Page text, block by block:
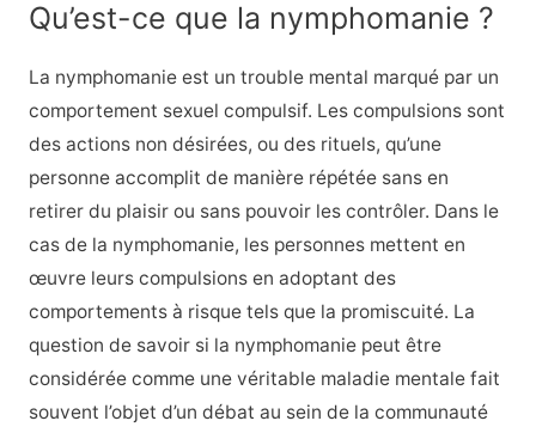
Qu’est-ce que la nymphomanie ?
La nymphomanie est un trouble mental marqué par un
comportement sexuel compulsif. Les compulsions sont
des actions non désirées, ou des rituels, qu’une
personne accomplit de manière répétée sans en
retirer du plaisir ou sans pouvoir les contrôler. Dans le
cas de la nymphomanie, les personnes mettent en
œuvre leurs compulsions en adoptant des
comportements à risque tels que la promiscuité. La
question de savoir si la nymphomanie peut être
considérée comme une véritable maladie mentale fait
souvent l’objet d’un débat au sein de la communauté